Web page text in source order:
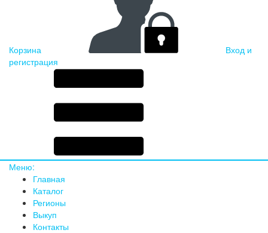
Корзина
Вход и
регистрация
Меню:
Главная
Каталог
Регионы
Выкуп
Контакты